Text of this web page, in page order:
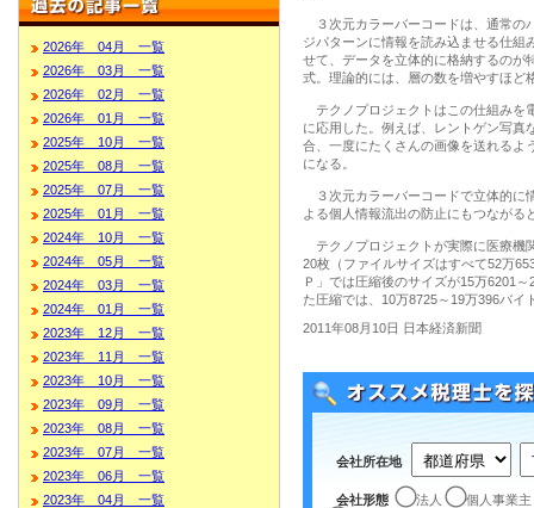
2026年 04月 一覧
2026年 03月 一覧
2026年 02月 一覧
2026年 01月 一覧
2025年 10月 一覧
2025年 08月 一覧
2025年 07月 一覧
2025年 01月 一覧
2024年 10月 一覧
2024年 05月 一覧
2024年 03月 一覧
2024年 01月 一覧
2023年 12月 一覧
2023年 11月 一覧
2023年 10月 一覧
2023年 09月 一覧
2023年 08月 一覧
2023年 07月 一覧
2023年 06月 一覧
2023年 04月 一覧
３次元カラーバーコードは、通常の
ジパターンに情報を読み込ませる仕組
せて、データを立体的に格納するのが
式。理論的には、層の数を増やすほど
テクノプロジェクトはこの仕組みを
に応用した。例えば、レントゲン写真
合、一度にたくさんの画像を送れるよ
になる。
３次元カラーバーコードで立体的に
よる個人情報流出の防止にもつながる
テクノプロジェクトが実際に医療機
20枚（ファイルサイズはすべて52万
Ｐ」では圧縮後のサイズが15万6201
た圧縮では、10万8725～19万396バ
2011年08月10日 日本経済新聞
会社所在地
会社形態 法人
個人事業主